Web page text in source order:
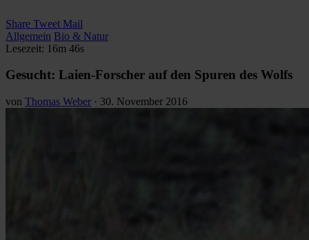
Share Tweet Mail
Allgemein Bio & Natur
Lesezeit: 16m 46s
Gesucht: Laien-Forscher auf den Spuren des Wolfs
von Thomas Weber · 30. November 2016